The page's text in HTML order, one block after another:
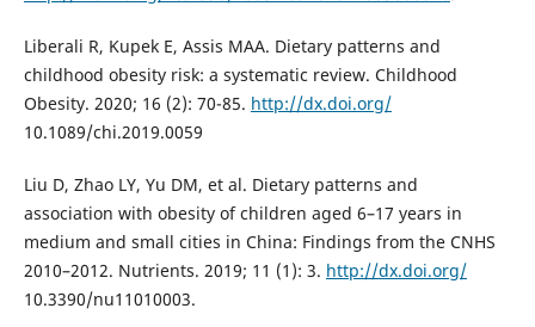
Liberali R, Kupek E, Assis MAA. Dietary patterns and
childhood obesity risk: a systematic review. Childhood
Obesity. 2020; 16 (2): 70-85. http://dx.doi.org/
10.1089/chi.2019.0059
Liu D, Zhao LY, Yu DM, et al. Dietary patterns and
association with obesity of children aged 6–17 years in
medium and small cities in China: Findings from the CNHS
2010–2012. Nutrients. 2019; 11 (1): 3. http://dx.doi.org/
10.3390/nu11010003.